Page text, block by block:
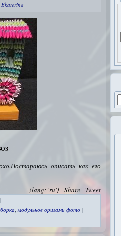
Ekaterina
описать как его
Tweet
Share
{lang: 'ru'}
|
,модульное оригами фото |